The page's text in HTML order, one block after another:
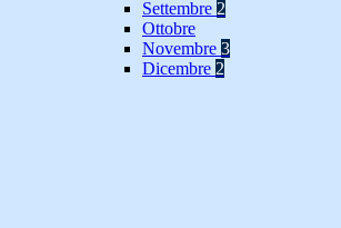
Settembre 2
Ottobre
Novembre 3
Dicembre 2